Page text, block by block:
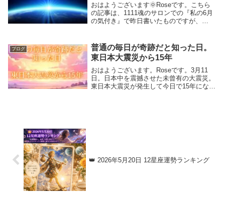
おはようございます🌞Roseです。こちら
の記事は、1111魂のサロンでの『私の6月
の気付き』で昨日書いたものですが、
家族の立場から感謝の気持ちがお伝え出来
れば...
ブログ
普通の毎日が奇跡だと知った日。
東日本大震災から15年
おはようございます。Roseです。3月11
日。日本中を震撼させた未曾有の大震災。
東日本大震災が発生して今日で15年になり
👑 2026年5月20日 12星座運勢ランキング